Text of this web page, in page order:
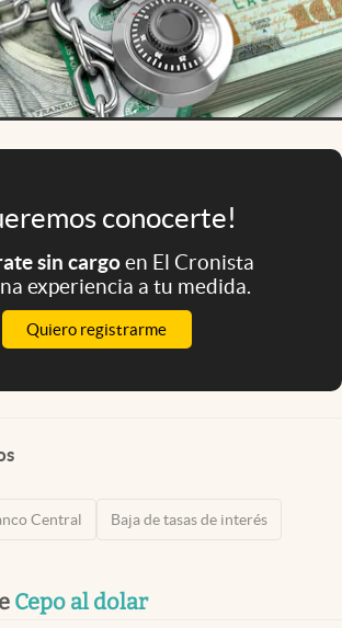
conocerte!
sin cargoen El Cronista
experiencia a tu medida.
Quiero registrarme
Central Baja de tasas de interés
Cepo al dolar